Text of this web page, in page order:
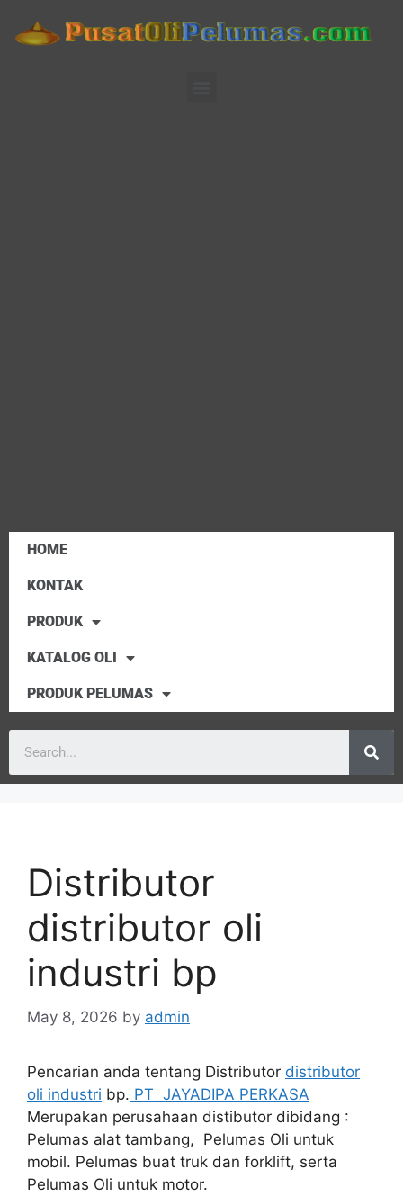
HOME
KONTAK
PRODUK
KATALOG OLI
PRODUK PELUMAS
Distributor
distributor oli
industri bp
May 8, 2026 by admin
Pencarian anda tentang Distributor distributor
oli industri bp. PT JAYADIPA PERKASA
Merupakan perusahaan distibutor dibidang :
Pelumas alat tambang, Pelumas Oli untuk
mobil. Pelumas buat truk dan forklift, serta
Pelumas Oli untuk motor.